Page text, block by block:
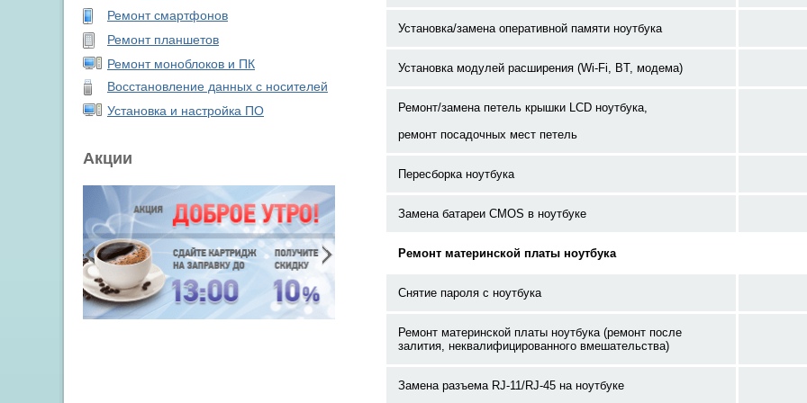
Ремонт смартфонов
Ремонт планшетов
Ремонт моноблоков и ПК
Восстановление данных с носителей
Установка и настройка ПО
Акции
Установка/замена оперативной памяти ноутбука
Установка модулей расширения (Wi-Fi, BT, модема)
Ремонт/замена петель крышки LCD ноутбука,
ремонт посадочных мест петель
Пересборка ноутбука
Замена батареи CMOS в ноутбуке
Ремонт материнской платы ноутбука
Снятие пароля с ноутбука
Ремонт материнской платы ноутбука (ремонт после
залития, неквалифицированного вмешательства)
Замена разъема RJ-11/RJ-45 на ноутбуке